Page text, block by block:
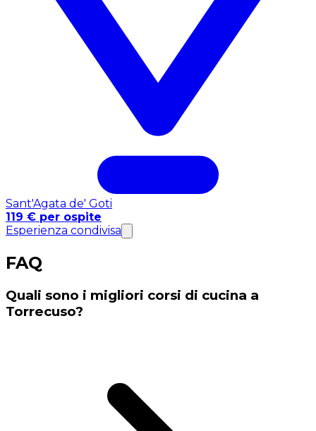
Sant'Agata de' Goti
119 € per ospite
Esperienza condivisa
FAQ
Quali sono i migliori corsi di cucina a
Torrecuso?